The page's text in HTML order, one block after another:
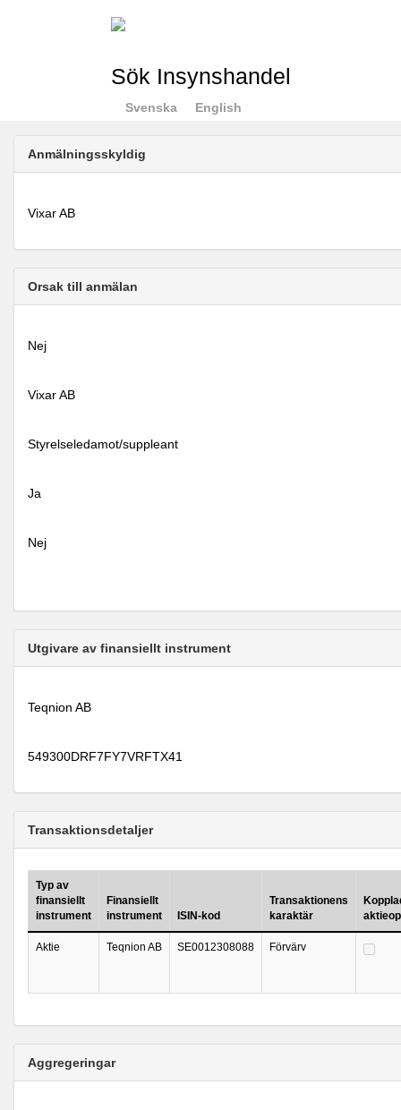
Sök Insynshandel
Svenska English
Anmälningsskyldig
Vixar AB
Orsak till anmälan
Nej
Vixar AB
Styrelseledamot/suppleant
Ja
Nej
Utgivare av finansiellt instrument
Teqnion AB
549300DRF7FY7VRFTX41
Transaktionsdetaljer
Typ av
finansiellt
instrument
Finansiellt
instrument
ISIN-kod
Transaktionens
karaktär
Aktie Teqnion AB SE0012308088 Förvärv
Aggregeringar